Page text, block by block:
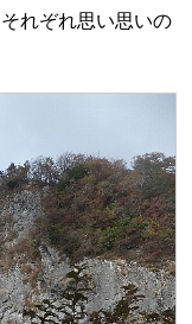
れぞれ思い思いの